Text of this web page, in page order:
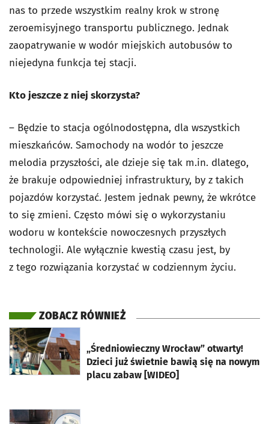
nas to przede wszystkim realny krok w stronę
zeroemisyjnego transportu publicznego. Jednak
zaopatrywanie w wodór miejskich autobusów to
niejedyna funkcja tej stacji.
Kto jeszcze z niej skorzysta?
– Będzie to stacja ogólnodostępna, dla wszystkich
mieszkańców. Samochody na wodór to jeszcze
melodia przyszłości, ale dzieje się tak m.in. dlatego,
że brakuje odpowiedniej infrastruktury, by z takich
pojazdów korzystać. Jestem jednak pewny, że wkrótce
to się zmieni. Często mówi się o wykorzystaniu
wodoru w kontekście nowoczesnych przyszłych
technologii. Ale wyłącznie kwestią czasu jest, by
z tego rozwiązania korzystać w codziennym życiu.
ZOBACZ RÓWNIEŻ
„Średniowieczny Wrocław” otwarty!
Dzieci już świetnie bawią się na nowym
placu zabaw [WIDEO]
otworzy się w nowej karcie
otworzy się w nowej karcie